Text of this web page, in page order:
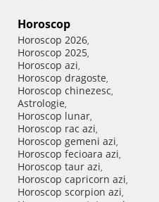
Horoscop
Horoscop 2026,
Horoscop 2025,
Horoscop azi,
Horoscop dragoste,
Horoscop chinezesc,
Astrologie,
Horoscop lunar,
Horoscop rac azi,
Horoscop gemeni azi,
Horoscop fecioara azi,
Horoscop taur azi,
Horoscop capricorn azi,
Horoscop scorpion azi,